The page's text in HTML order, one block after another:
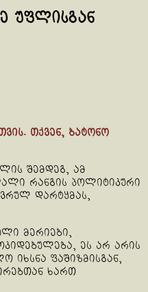
უფლისგან
თქვენ, ბატონო
შემდეგ, ამ
რანგის პოლიტიკური
დარტყმას,
მერიები,
ეს არ არის
იხსნა ფაშიზმისგან,
ხართ